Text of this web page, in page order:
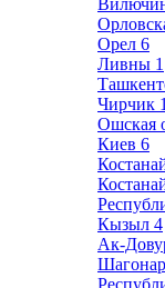
Орел 6
Ливны 1
Чирчик 1
Ошская
Киев 6
Кызыл 4
Ак-
Шагонар